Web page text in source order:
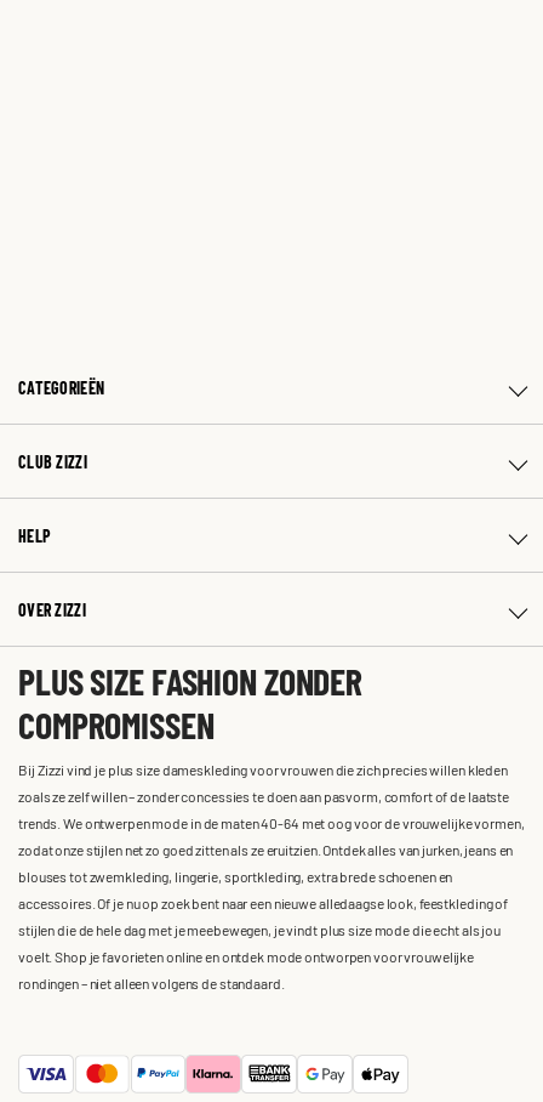
CATEGORIEËN
CLUB ZIZZI
HELP
OVER ZIZZI
PLUS SIZE FASHION ZONDER
COMPROMISSEN
Bij Zizzi vind je plus size dameskleding voor vrouwen die zich precies willen kleden
zoals ze zelf willen – zonder concessies te doen aan pasvorm, comfort of de laatste
trends. We ontwerpen mode in de maten 40-64 met oog voor de vrouwelijke vormen,
zodat onze stijlen net zo goed zitten als ze eruitzien. Ontdek alles van jurken, jeans en
blouses tot zwemkleding, lingerie, sportkleding, extra brede schoenen en
accessoires. Of je nu op zoek bent naar een nieuwe alledaagse look, feestkleding of
stijlen die de hele dag met je meebewegen, je vindt plus size mode die echt als jou
voelt. Shop je favorieten online en ontdek mode ontworpen voor vrouwelijke
rondingen – niet alleen volgens de standaard.